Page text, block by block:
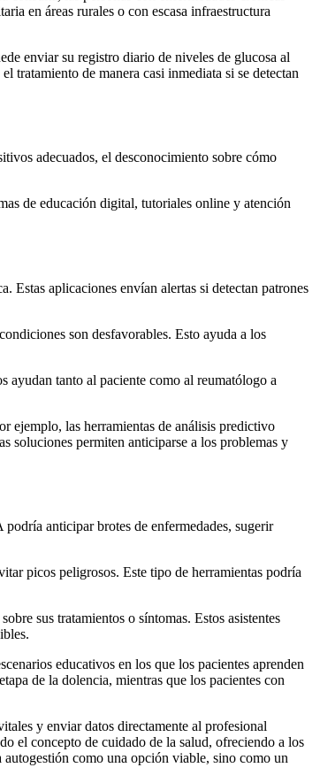
en áreas rurales o con escasa infraestructura
enviar su registro diario de niveles de glucosa al
tratamiento de manera casi inmediata si se detectan
adecuados, el desconocimiento sobre cómo
de educación digital, tutoriales online y atención
Estas aplicaciones envían alertas si detectan patrones
son desfavorables. Esto ayuda a los
ayudan tanto al paciente como al reumatólogo a
ejemplo, las herramientas de análisis predictivo
soluciones permiten anticiparse a los problemas y
anticipar brotes de enfermedades, sugerir
picos peligrosos. Este tipo de herramientas podría
sus tratamientos o síntomas. Estos asistentes
educativos en los que los pacientes aprenden
de la dolencia, mientras que los pacientes con
y enviar datos directamente al profesional
el concepto de cuidado de la salud, ofreciendo a los
autogestión como una opción viable, sino como un